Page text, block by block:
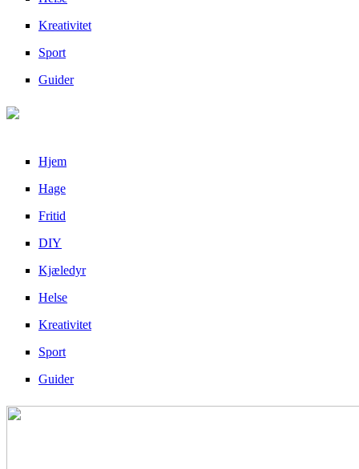
Kreativitet
Sport
Guider
Hjem
Hage
Fritid
DIY
Kjæledyr
Helse
Kreativitet
Sport
Guider